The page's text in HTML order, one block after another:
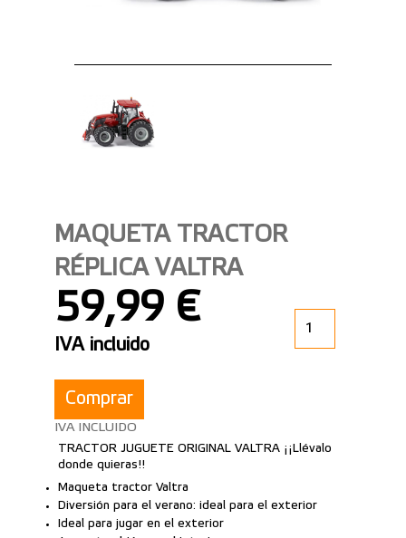
MAQUETA TRACTOR
RÉPLICA VALTRA
59,99 €
IVA incluido
Comprar
IVA INCLUIDO
TRACTOR JUGUETE ORIGINAL VALTRA ¡¡Llévalo
donde quieras!!
Maqueta tractor Valtra
Diversión para el verano: ideal para el exterior
Ideal para jugar en el exterior